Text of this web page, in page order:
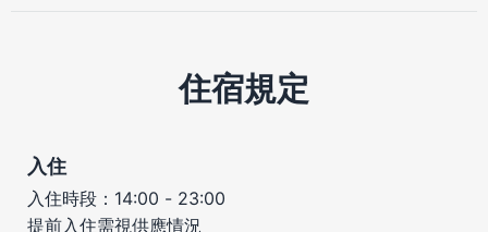
住宿規定
入住
入住時段：14:00 - 23:00
提前入住需視供應情況